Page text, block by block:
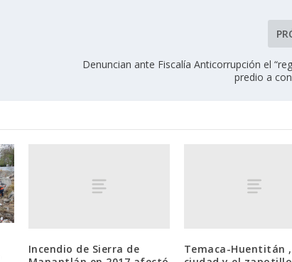
Denuncian ante Fiscalía Anticorrupción el
predio a
Incendio de Sierra de
Temaca-Huentitán